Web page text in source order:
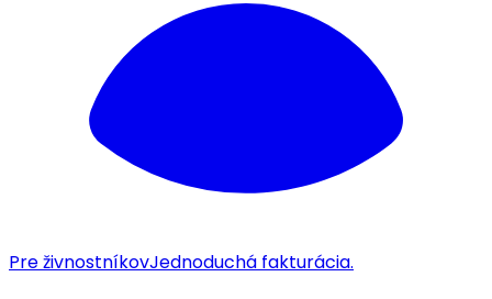
Pre živnostníkovJednoduchá fakturácia.